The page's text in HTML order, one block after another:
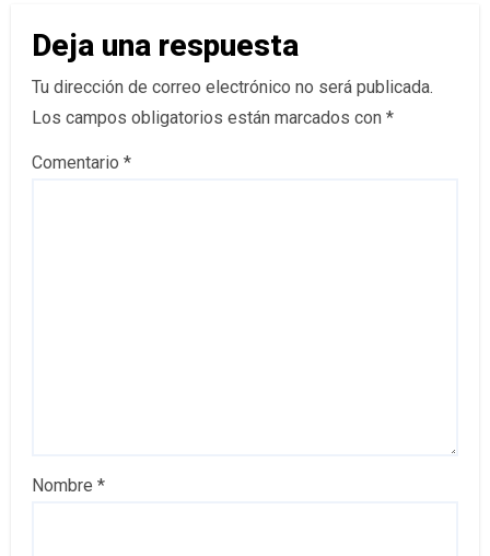
Deja una respuesta
Tu dirección de correo electrónico no será publicada.
Los campos obligatorios están marcados con *
Comentario *
Nombre *